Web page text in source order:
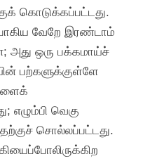
கொடுக்கப்பட்டது.
வேறே இரண்டாம்
அது ஒரு பக்கமாய்ச்
பற்களுக்குள்ளே
எழும்பி வெகு
சொல்லப்பட்டது.